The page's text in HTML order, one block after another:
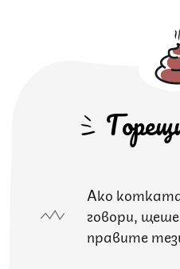
Ако
говори,
правите